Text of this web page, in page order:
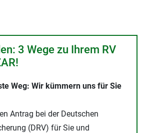
3 Wege zu Ihrem RV
Weg: Wir kümmern uns für Sie
Antrag bei der Deutschen
(DRV) für Sie und